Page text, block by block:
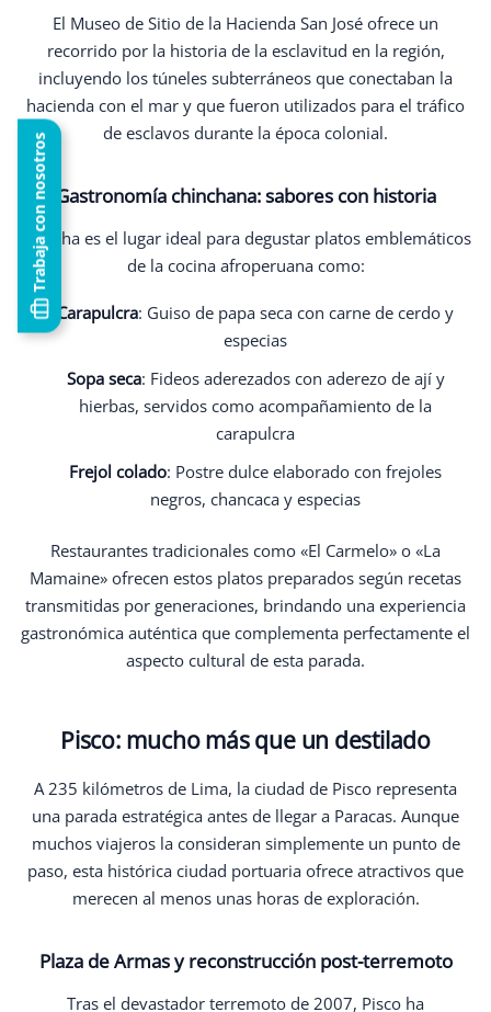
El Museo de Sitio de la Hacienda San José ofrece un
recorrido por la historia de la esclavitud en la región,
incluyendo los túneles subterráneos que conectaban la
hacienda con el mar y que fueron utilizados para el tráfico
de esclavos durante la época colonial.
Gastronomía chinchana: sabores con historia
Chincha es el lugar ideal para degustar platos emblemáticos
de la cocina afroperuana como:
Carapulcra: Guiso de papa seca con carne de cerdo y
especias
Sopa seca: Fideos aderezados con aderezo de ají y
hierbas, servidos como acompañamiento de la
carapulcra
Frejol colado: Postre dulce elaborado con frejoles
negros, chancaca y especias
Restaurantes tradicionales como «El Carmelo» o «La
Mamaine» ofrecen estos platos preparados según recetas
transmitidas por generaciones, brindando una experiencia
gastronómica auténtica que complementa perfectamente el
aspecto cultural de esta parada.
Pisco: mucho más que un destilado
A 235 kilómetros de Lima, la ciudad de Pisco representa
una parada estratégica antes de llegar a Paracas. Aunque
muchos viajeros la consideran simplemente un punto de
paso, esta histórica ciudad portuaria ofrece atractivos que
merecen al menos unas horas de exploración.
Plaza de Armas y reconstrucción post-terremoto
Tras el devastador terremoto de 2007, Pisco ha
Trabaja con nosotros